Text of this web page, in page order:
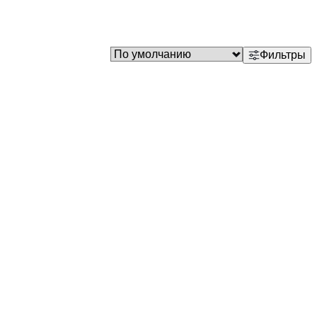
Фильтры